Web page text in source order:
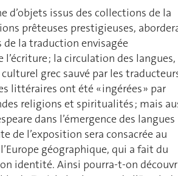
d’objets issus des collections de la
prêteuses prestigieuses,
la traduction envisagée
; la circulation des
grec sauvé par les
littéraires ont été « ingérées » par
religions et spiritualités ; mais
dans l’émergence des langues
de l’exposition sera consacrée au
géographique, qui a fait du
identité. Ainsi pourra-t-on